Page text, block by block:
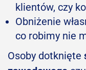
klientów, czy
Obniżenie
co robimy nie
Osoby dotknięte